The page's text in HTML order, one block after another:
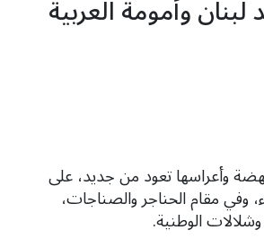
وأمومة العربية
وأعراسها تعود من جديد، على
وفي مقام الحناجر والصناجات،
الوطنية.